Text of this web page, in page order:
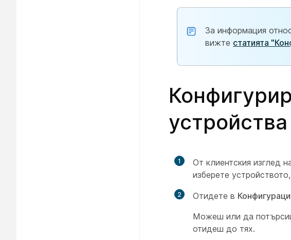
За информация
вижте статията
устройства
1 От клиентския изглед
изберете
2 Отидете в
Можеш или да
отидеш до тях.